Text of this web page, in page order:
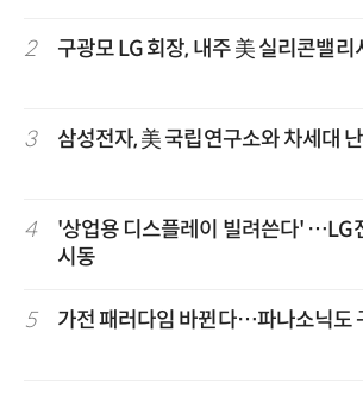
2 구광모 LG 회장, 내주 美 실리콘밸리
3 삼성전자, 美 국립연구소와 차세대
4
'상업용 디스플레이 빌려쓴다' …LG
시동
5 가전 패러다임 바뀐다…파나소닉도